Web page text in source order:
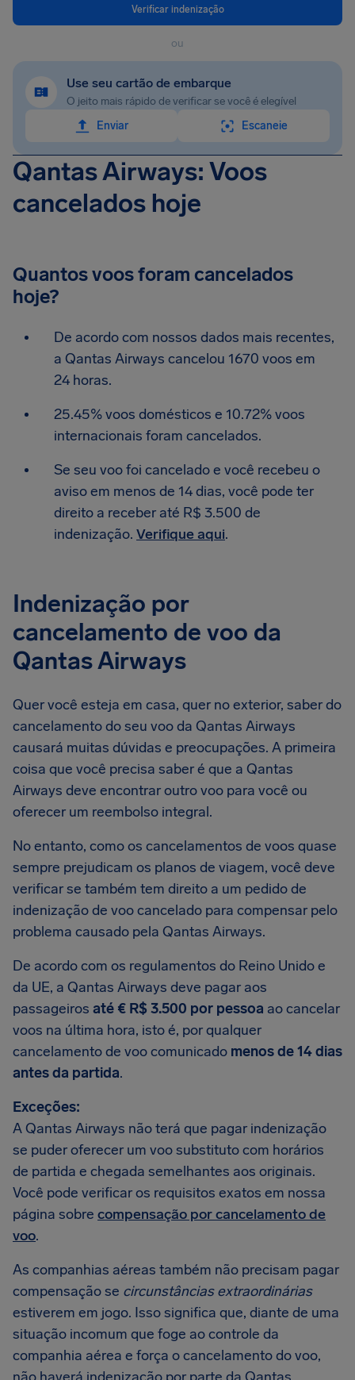
Verificar indenização
ou
Use seu cartão de embarque
O jeito mais rápido de verificar se você é elegível
Enviar
Escaneie
Qantas Airways: Voos
cancelados hoje
Quantos voos foram cancelados
hoje?
De acordo com nossos dados mais recentes,
a Qantas Airways cancelou 1670 voos em
24 horas.
25.45% voos domésticos e 10.72% voos
internacionais foram cancelados.
Se seu voo foi cancelado e você recebeu o
aviso em menos de 14 dias, você pode ter
direito a receber até R$ 3.500 de
indenização. Verifique aqui.
Indenização por
cancelamento de voo da
Qantas Airways
Quer você esteja em casa, quer no exterior, saber do
cancelamento do seu voo da Qantas Airways
causará muitas dúvidas e preocupações. A primeira
coisa que você precisa saber é que a Qantas
Airways deve encontrar outro voo para você ou
oferecer um reembolso integral.
No entanto, como os cancelamentos de voos quase
sempre prejudicam os planos de viagem, você deve
verificar se também tem direito a um pedido de
indenização de voo cancelado para compensar pelo
problema causado pela Qantas Airways.
De acordo com os regulamentos do Reino Unido e
da UE, a Qantas Airways deve pagar aos
passageiros até € R$ 3.500 por pessoa ao cancelar
voos na última hora, isto é, por qualquer
cancelamento de voo comunicado menos de 14 dias
antes da partida.
Exceções:
A Qantas Airways não terá que pagar indenização
se puder oferecer um voo substituto com horários
de partida e chegada semelhantes aos originais.
Você pode verificar os requisitos exatos em nossa
página sobre compensação por cancelamento de
voo.
As companhias aéreas também não precisam pagar
compensação se circunstâncias extraordinárias
estiverem em jogo. Isso significa que, diante de uma
situação incomum que foge ao controle da
companhia aérea e força o cancelamento do voo,